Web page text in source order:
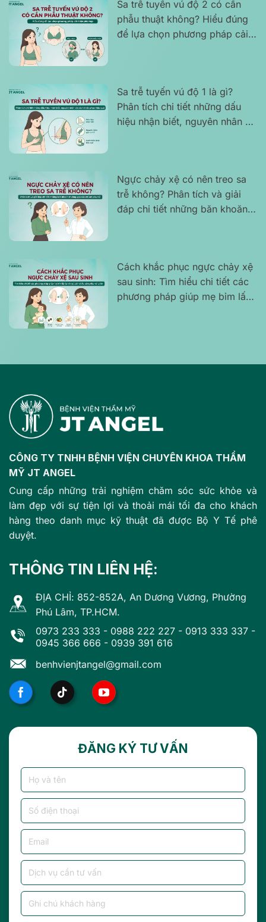
Sa trễ tuyến vú độ 2 có cần
phẫu thuật không? Hiểu đúng
để lựa chọn phương pháp cải
Sa trễ tuyến vú độ 1 là gì?
Phân tích chi tiết những dấu
hiệu nhận biết, nguyên nhân và
Ngực chảy xệ có nên treo sa
trễ không? Phân tích và giải
đáp chi tiết những băn khoăn
Cách khắc phục ngực chảy xệ
sau sinh: Tìm hiểu chi tiết các
phương pháp giúp mẹ bỉm lấy
CÔNG TY TNHH BỆNH VIỆN CHUYÊN KHOA THẨM
MỸ JT ANGEL
Cung cấp những trải nghiệm chăm sóc sức khỏe và
làm đẹp với sự tiện lợi và thoải mái tối đa cho khách
hàng theo danh mục kỹ thuật đã được Bộ Y Tế phê
duyệt.
THÔNG TIN LIÊN HỆ:
ĐỊA CHỈ: 852-852A, An Dương Vương, Phường
Phú Lâm, TP.HCM.
0973 233 333 - 0988 222 227 - 0913 333 337 -
0945 366 666 - 0939 391 616
benhvienjtangel@gmail.com
ĐĂNG KÝ TƯ VẤN